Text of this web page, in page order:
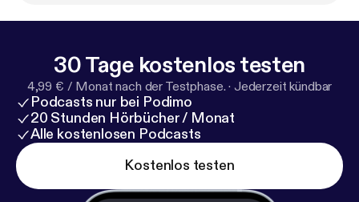
30 Tage kostenlos testen
4,99 € / Monat nach der Testphase. · Jederzeit kündbar
Podcasts nur bei Podimo
20 Stunden Hörbücher / Monat
Alle kostenlosen Podcasts
Kostenlos testen